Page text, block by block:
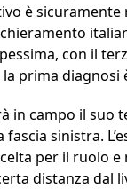
è
con il
prima diagnosi
in campo il suo
fascia sinistra.
per il ruolo
distanza dal